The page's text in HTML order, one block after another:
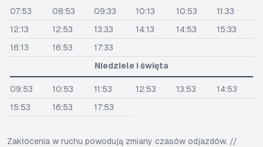
07:53 08:53 09:33 10:13 10:53
11:33
12:13
12:53 13:33 14:13 14:53
15:33
16:13
16:53
17:33
Niedziele i święta
09:53 10:53 11:53 12:53 13:53
14:53
15:53
16:53 17:53
Zakłócenia w ruchu powodują zmiany czasów odjazdów. //